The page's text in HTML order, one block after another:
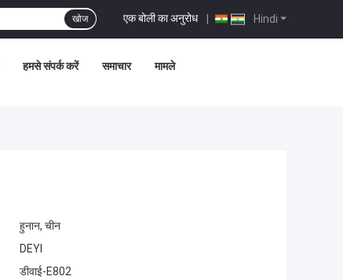
Hindi
एक बोली का अनुरोध |
खोज
हमसे संपर्क करें समाचार मामले
हुनान, चीन
DEYI
डीवाई-E802